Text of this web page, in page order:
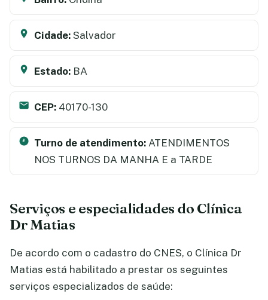
Cidade: Salvador
Estado: BA
CEP: 40170-130
Turno de atendimento: ATENDIMENTOS
NOS TURNOS DA MANHA E a TARDE
Serviços e especialidades do Clínica
Dr Matias
De acordo com o cadastro do CNES, o Clínica Dr
Matias está habilitado a prestar os seguintes
serviços especializados de saúde: